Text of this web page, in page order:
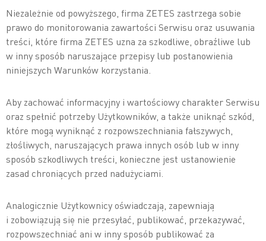
Niezależnie od powyższego, firma ZETES zastrzega sobie
prawo do monitorowania zawartości Serwisu oraz usuwania
treści, które firma ZETES uzna za szkodliwe, obraźliwe lub
w inny sposób naruszające przepisy lub postanowienia
niniejszych Warunków korzystania.
Aby zachować informacyjny i wartościowy charakter Serwisu
oraz spełnić potrzeby Użytkowników, a także uniknąć szkód,
które mogą wyniknąć z rozpowszechniania fałszywych,
złośliwych, naruszających prawa innych osób lub w inny
sposób szkodliwych treści, konieczne jest ustanowienie
zasad chroniących przed nadużyciami.
Analogicznie Użytkownicy oświadczają, zapewniają
i zobowiązują się nie przesyłać, publikować, przekazywać,
rozpowszechniać ani w inny sposób publikować za